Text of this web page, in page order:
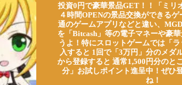
投資0円で豪華景品GET！！「ミリ
４時間OPENの景品交換ができる
通のゲームアプリなどと違い、
を「Bitcash」等の電子マネーや豪
うよ！特にスロットゲームでは「
入すると 1回で「3万円」分のメダ
から登録すると 通常1,500円分のと
分」お試しポイント進呈中！ぜひ
ね！